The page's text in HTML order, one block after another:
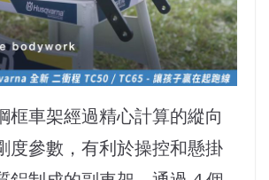
框車架經過精心計算的縱向
度參數，有利於操控和懸掛